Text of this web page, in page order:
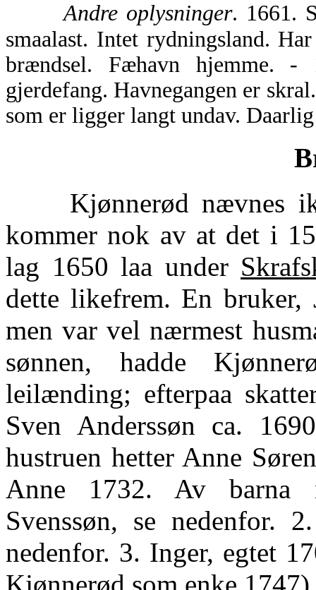
Andre oplysninger. 1661.
smaalast. Intet rydningsland.
brændsel. Fæhavn hjemme.
gjerdefang. Havnegangen er
som er ligger langt undav.
Kjønnerød nævnes
kommer nok av at det i
lag 1650 laa under
dette likefrem. En
men var vel nærmest
sønnen, hadde
leilænding; efterpaa
Sven Anderssøn ca.
hustruen hetter Anne
Anne 1732. Av barna
Svenssøn, se nedenfor.
nedenfor. 3. Inger, egtet
Kjønnerød som enke 1747).